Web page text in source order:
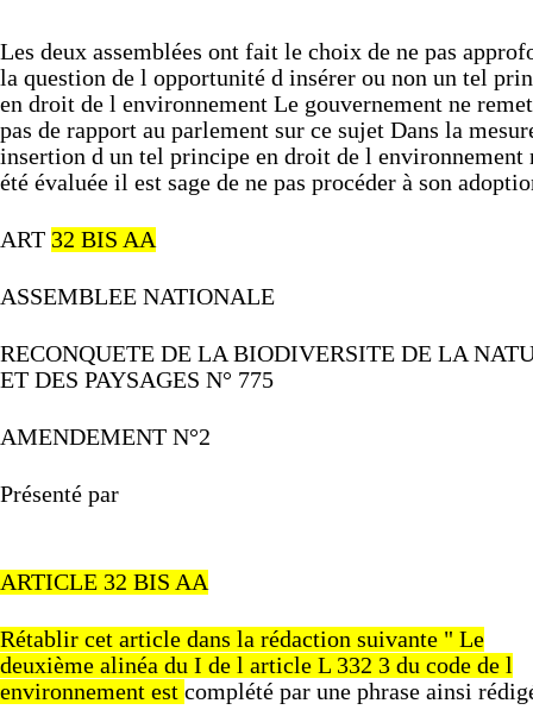
Les deux assemblées ont fait le choix de ne pas
la question de l opportunité d insérer ou non un tel
en droit de l environnement Le gouvernement ne
pas de rapport au parlement sur ce sujet Dans la
insertion d un tel principe en droit de l environnement
été évaluée il est sage de ne pas procéder à son
ART 32 BIS AA
ASSEMBLEE NATIONALE
RECONQUETE DE LA BIODIVERSITE DE LA
ET DES PAYSAGES N° 775
AMENDEMENT N°2
Présenté par
ARTICLE 32 BIS AA
Rétablir cet article dans la rédaction suivante " Le
deuxième alinéa du I de l article L 332 3 du code de l
environnement est complété par une phrase ainsi